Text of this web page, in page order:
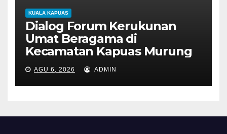
KUALA KAPUAS
Dialog Forum Kerukunan
Umat Beragama di
Kecamatan Kapuas Murung
AGU 6, 2026 ADMIN